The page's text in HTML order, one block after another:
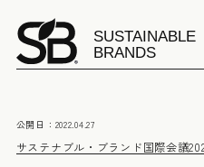
サステナブル・ブランド国際会議
公開日： 2022.04.27